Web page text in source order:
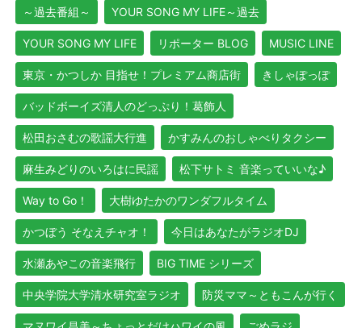
～過去番組～ YOUR SONG MY LIFE～過去
YOUR SONG MY LIFE リポーター BLOG MUSIC LINE
東京・かつしか 目指せ！プレミアム商店街 きしゃぽっぽ
バッドボーイズ清人のどっぷり！葛飾人
松田おさむの歌謡大行進 かすみんのおしゃべりタクシー
麻生みどりのいろはに民謡 松下サトミ 音楽っていいな♪
Way to Go！ 大樹ゆたかのワンダフルタイム
かつぼう そなえチャオ！ 今日はあなたがラジオDJ
水瀬あやこの音楽飛行 BIG TIME シリーズ
中央学院大学清水研究室ラジオ 防災ママ～ともこんが行く